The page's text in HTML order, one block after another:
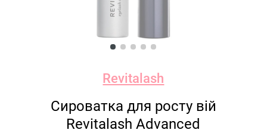
Revitalash
Сироватка для росту вій
Revitalash Advanced